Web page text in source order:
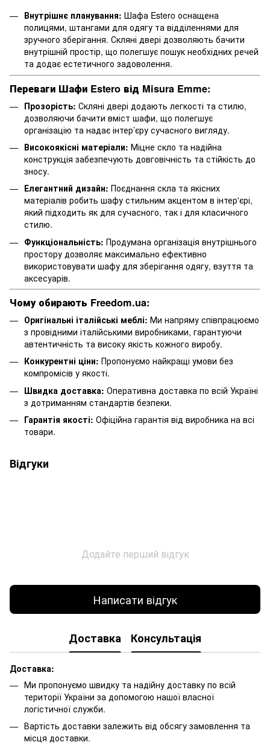
Внутрішнє планування: Шафа Estero оснащена
полицями, штангами для одягу та відділеннями для
зручного зберігання. Скляні двері дозволяють бачити
внутрішній простір, що полегшує пошук необхідних речей
та додає естетичного задоволення.
Переваги Шафи Estero від Misura Emme:
Прозорість: Скляні двері додають легкості та стилю,
дозволяючи бачити вміст шафи, що полегшує
організацію та надає інтер’єру сучасного вигляду.
Високоякісні матеріали: Міцне скло та надійна
конструкція забезпечують довговічність та стійкість до
зносу.
Елегантний дизайн: Поєднання скла та якісних
матеріалів робить шафу стильним акцентом в інтер'єрі,
який підходить як для сучасного, так і для класичного
стилю.
Функціональність: Продумана організація внутрішнього
простору дозволяє максимально ефективно
використовувати шафу для зберігання одягу, взуття та
аксесуарів.
Чому обирають Freedom.ua:
Оригінальні італійські меблі: Ми напряму співпрацюємо
з провідними італійськими виробниками, гарантуючи
автентичність та високу якість кожного виробу.
Конкурентні ціни: Пропонуємо найкращі умови без
компромісів у якості.
Швидка доставка: Оперативна доставка по всій Україні
з дотриманням стандартів безпеки.
Гарантія якості: Офіційна гарантія від виробника на всі
товари.
Відгуки
Додайте перший відгук
Написати відгук
Доставка Консультація
Доставка:
Ми пропонуємо швидку та надійну доставку по всій
території України за допомогою нашої власної
логістичної служби.
Вартість доставки залежить від обсягу замовлення та
місця доставки.